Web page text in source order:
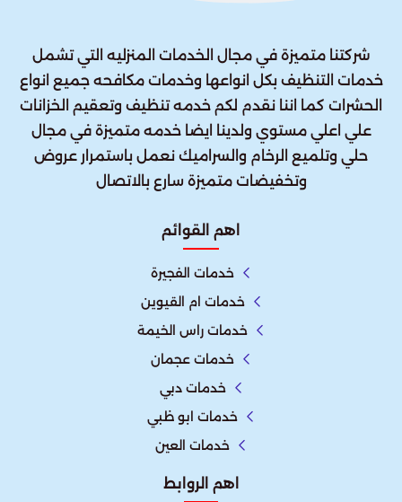
شركتنا متميزة في مجال الخدمات المنزليه التي تشمل
خدمات التنظيف بكل انواعها وخدمات مكافحه جميع انواع
الحشرات كما اننا نقدم لكم خدمه تنظيف وتعقيم الخزانات
علي اعلي مستوي ولدينا ايضا خدمه متميزة في مجال
حلي وتلميع الرخام والسراميك نعمل باستمرار عروض
وتخفيضات متميزة سارع بالاتصال
اهم القوائم
خدمات الفجيرة
خدمات ام القيوين
خدمات راس الخيمة
خدمات عجمان
خدمات دبي
خدمات ابو ظبي
خدمات العين
اهم الروابط